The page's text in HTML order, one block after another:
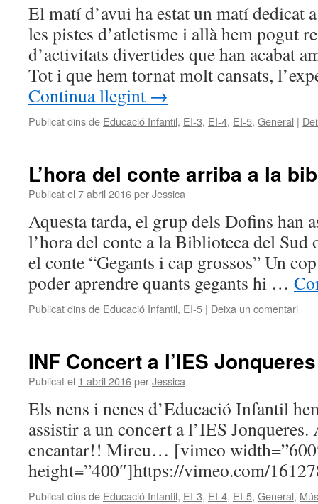
El matí d’avui ha estat un matí dedicat
les pistes d’atletisme i allà hem pogut
d’activitats divertides que han acabat
Tot i que hem tornat molt cansats,
Continua llegint →
Publicat dins de Educació Infantil, EI-3, EI-4, EI-5, General |
L’hora del conte arriba a la
Publicat el 7 abril 2016perJessica
Aquesta tarda, el grup dels Dofins han
l’hora del conte a la Biblioteca del Sud
el conte “Gegants i cap grossos” Un
poder aprendre quants gegants hi …
Publicat dins de Educació Infantil, EI-5 | Deixa un comentari
INF Concert a l’IES Jonqueres
Publicat el 1 abril 2016perJessica
Els nens i nenes d’Educació Infantil
assistir a un concert a l’IES Jonqueres.
encantar!! Mireu… [vimeo
height=”400″]https://vimeo.com/
Publicat dins de Educació Infantil, EI-3, EI-4, EI-5, General,